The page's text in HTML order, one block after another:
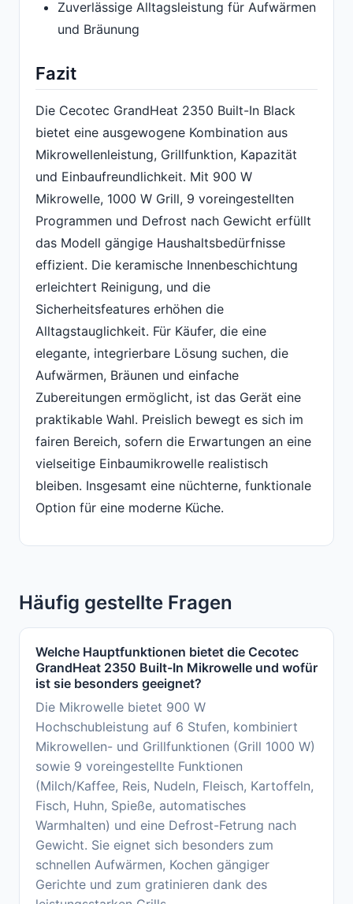
Zuverlässige Alltagsleistung für Aufwärmen
und Bräunung
Fazit
Die Cecotec GrandHeat 2350 Built-In Black
bietet eine ausgewogene Kombination aus
Mikrowellenleistung, Grillfunktion, Kapazität
und Einbaufreundlichkeit. Mit 900 W
Mikrowelle, 1000 W Grill, 9 voreingestellten
Programmen und Defrost nach Gewicht erfüllt
das Modell gängige Haushaltsbedürfnisse
effizient. Die keramische Innenbeschichtung
erleichtert Reinigung, und die
Sicherheitsfeatures erhöhen die
Alltagstauglichkeit. Für Käufer, die eine
elegante, integrierbare Lösung suchen, die
Aufwärmen, Bräunen und einfache
Zubereitungen ermöglicht, ist das Gerät eine
praktikable Wahl. Preislich bewegt es sich im
fairen Bereich, sofern die Erwartungen an eine
vielseitige Einbaumikrowelle realistisch
bleiben. Insgesamt eine nüchterne, funktionale
Option für eine moderne Küche.
Häufig gestellte Fragen
Welche Hauptfunktionen bietet die Cecotec
GrandHeat 2350 Built-In Mikrowelle und wofür
ist sie besonders geeignet?
Die Mikrowelle bietet 900 W
Hochschubleistung auf 6 Stufen, kombiniert
Mikrowellen- und Grillfunktionen (Grill 1000 W)
sowie 9 voreingestellte Funktionen
(Milch/Kaffee, Reis, Nudeln, Fleisch, Kartoffeln,
Fisch, Huhn, Spieße, automatisches
Warmhalten) und eine Defrost-Fetrung nach
Gewicht. Sie eignet sich besonders zum
schnellen Aufwärmen, Kochen gängiger
Gerichte und zum gratinieren dank des